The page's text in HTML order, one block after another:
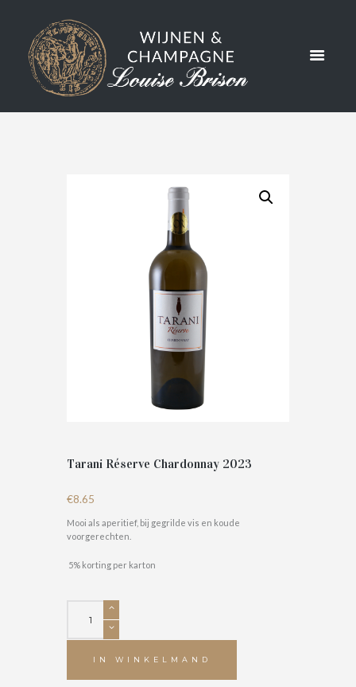
CHARDON
NAY 2023
Tarani Réserve Chardonnay 2023
€8.65
Mooi als aperitief, bij gegrilde vis en koude
voorgerechten.
5% korting per karton
Réserve
IN WINKELMAND